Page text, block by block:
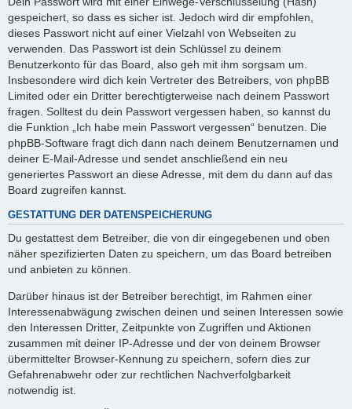
gespeichert, so dass es sicher ist. Jedoch wird dir empfohlen,
dieses Passwort nicht auf einer Vielzahl von Webseiten zu
verwenden. Das Passwort ist dein Schlüssel zu deinem
Benutzerkonto für das Board, also geh mit ihm sorgsam um.
Insbesondere wird dich kein Vertreter des Betreibers, von phpBB
Limited oder ein Dritter berechtigterweise nach deinem Passwort
fragen. Solltest du dein Passwort vergessen haben, so kannst du
die Funktion „Ich habe mein Passwort vergessen“ benutzen. Die
phpBB-Software fragt dich dann nach deinem Benutzernamen und
deiner E-Mail-Adresse und sendet anschließend ein neu
generiertes Passwort an diese Adresse, mit dem du dann auf das
Board zugreifen kannst.
GESTATTUNG DER DATENSPEICHERUNG
Du gestattest dem Betreiber, die von dir eingegebenen und oben
näher spezifizierten Daten zu speichern, um das Board betreiben
und anbieten zu können.
Darüber hinaus ist der Betreiber berechtigt, im Rahmen einer
Interessenabwägung zwischen deinen und seinen Interessen sowie
den Interessen Dritter, Zeitpunkte von Zugriffen und Aktionen
zusammen mit deiner IP-Adresse und der von deinem Browser
übermittelter Browser-Kennung zu speichern, sofern dies zur
Gefahrenabwehr oder zur rechtlichen Nachverfolgbarkeit
notwendig ist.